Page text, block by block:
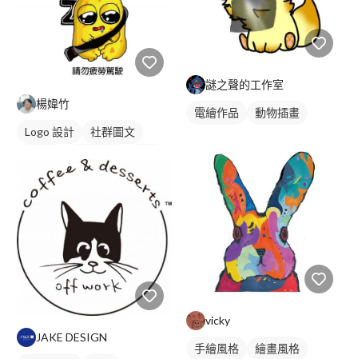
楊媁竹
Logo 設計
社群圖文
JAKE DESIGN
謎之聲的工作室
電繪作品 動物插畫
vicky
手繪風格 繪畫風格